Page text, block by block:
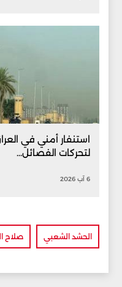
استنفار أمني في
لتحركات الفصائل...
6 آب 2026
الحشد الشعبي صلاح